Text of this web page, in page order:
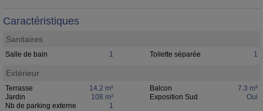
Caractéristiques
Sanitaires
Salle de bain 1 Toilette séparée 1
Extérieur
Terrasse 14.2 m² Balcon
7.3 m²
Jardin
108 m² Exposition Sud
Oui
Nb de parking externe
1